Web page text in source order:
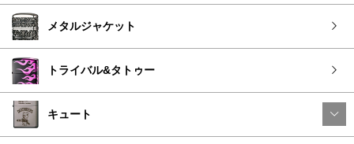
メタルジャケット
トライバル&タトゥー
キュート